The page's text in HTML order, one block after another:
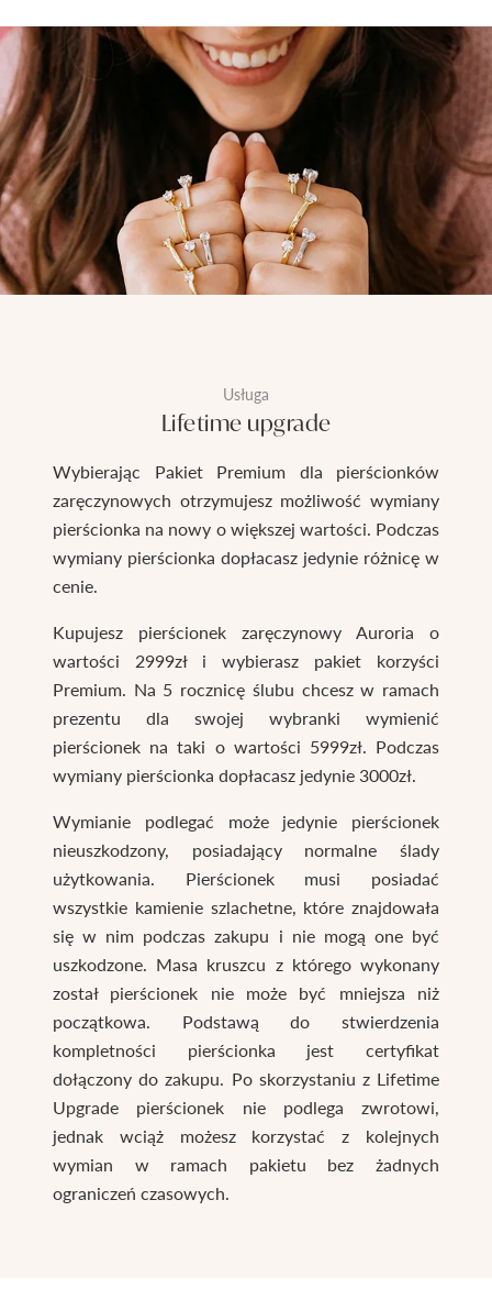
Usługa
Lifetime upgrade
Wybierając Pakiet Premium dla pierścionków
zaręczynowych otrzymujesz możliwość wymiany
pierścionka na nowy o większej wartości. Podczas
wymiany pierścionka dopłacasz jedynie różnicę w
cenie.
Kupujesz pierścionek zaręczynowy Auroria o
wartości 2999zł i wybierasz pakiet korzyści
Premium. Na 5 rocznicę ślubu chcesz w ramach
prezentu dla swojej wybranki wymienić
pierścionek na taki o wartości 5999zł. Podczas
wymiany pierścionka dopłacasz jedynie 3000zł.
Wymianie podlegać może jedynie pierścionek
nieuszkodzony, posiadający normalne ślady
użytkowania. Pierścionek musi posiadać
wszystkie kamienie szlachetne, które znajdowała
się w nim podczas zakupu i nie mogą one być
uszkodzone. Masa kruszcu z którego wykonany
został pierścionek nie może być mniejsza niż
początkowa. Podstawą do stwierdzenia
kompletności pierścionka jest certyfikat
dołączony do zakupu. Po skorzystaniu z Lifetime
Upgrade pierścionek nie podlega zwrotowi,
jednak wciąż możesz korzystać z kolejnych
wymian w ramach pakietu bez żadnych
ograniczeń czasowych.